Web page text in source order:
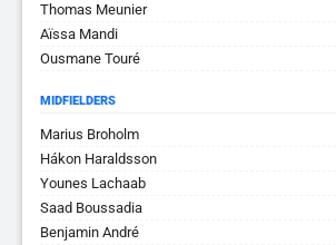
Thomas Meunier
Aïssa Mandi
Ousmane Touré
MIDFIELDERS
Marius Broholm
Hákon Haraldsson
Younes Lachaab
Saad Boussadia
Benjamin André